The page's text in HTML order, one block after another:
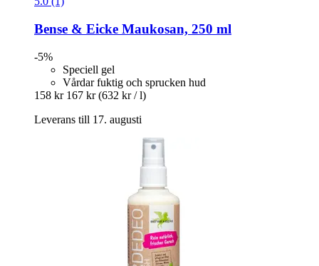
Bense & Eicke Maukosan, 250 ml
-5%
Speciell gel
Vårdar fuktig och sprucken hud
158 kr 167 kr (632 kr / l)
Leverans till 17. augusti